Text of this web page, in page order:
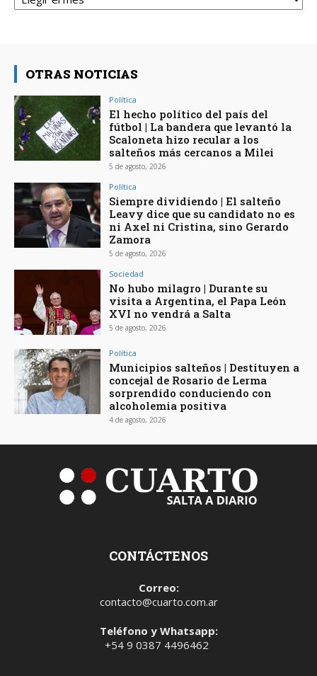
OTRAS NOTICIAS
Política
El hecho político del país del
fútbol | La bandera que levantó la
Scaloneta hizo recular a los
salteños más cercanos a Milei
5 de agosto, 2026
Política
Siempre dividiendo | El salteño
Leavy dice que su candidato no es
ni Axel ni Cristina, sino Gerardo
Zamora
5 de agosto, 2026
Sociedad
No hubo milagro | Durante su
visita a Argentina, el Papa León
XVI no vendrá a Salta
5 de agosto, 2026
Política
Municipios salteños | Destituyen a
concejal de Rosario de Lerma
sorprendido conduciendo con
alcoholemia positiva
4 de agosto, 2026
CONTÁCTENOS
Correo:
contacto@cuarto.com.ar
Teléfono y Whatsapp:
+54 9 0387 4496462